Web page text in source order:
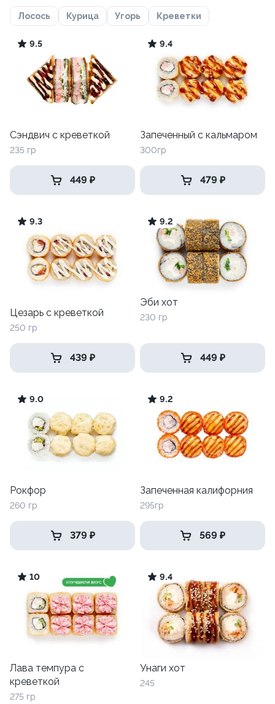
Лосось Курица Угорь Креветки
9.5
Сэндвич с креветкой
235 гр
449 ₽
9.4
Запеченный с кальмаром
300гр
479 ₽
9.3
Цезарь с креветкой
250 гр
439 ₽
9.2
Эби хот
230 гр
449 ₽
9.0
Рокфор
260 гр
379 ₽
9.2
Запеченная калифорния
295гр
569 ₽
10
Лава темпура с
креветкой
275 гр
9.4
Унаги хот
245